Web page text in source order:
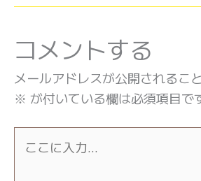
コメントする
メールアドレスが公開されるこ
※ が付いている欄は必須項目で